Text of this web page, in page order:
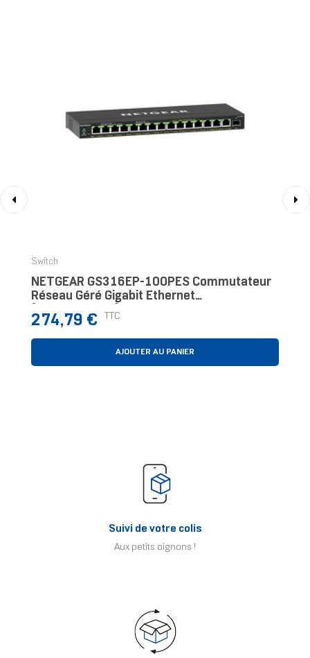
Switch
NETGEAR GS316EP-100PES Commutateur
Réseau Géré Gigabit Ethernet
(10/100/1000) Connexion Ethernet,
Supportant L'alimentation Via
Prix
274,79 € TTC
AJOUTER AU PANIER
Suivi de votre colis
Aux petits oignons !